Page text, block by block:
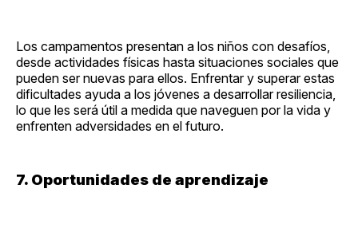
Los campamentos presentan a los niños con desafíos,
desde actividades físicas hasta situaciones sociales que
pueden ser nuevas para ellos. Enfrentar y superar estas
dificultades ayuda a los jóvenes a desarrollar resiliencia,
lo que les será útil a medida que naveguen por la vida y
enfrenten adversidades en el futuro.
7. Oportunidades de aprendizaje